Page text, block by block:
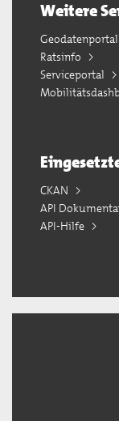
Weitere
Geodatenportal
Ratsinfo
Serviceportal
CKAN
API
API-Hilfe